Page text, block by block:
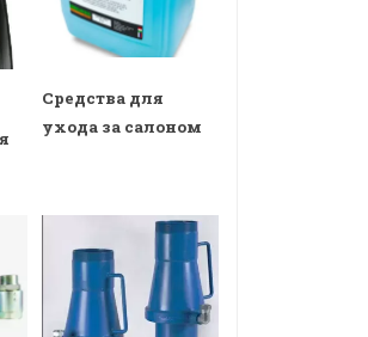
Средства для
ухода за салоном